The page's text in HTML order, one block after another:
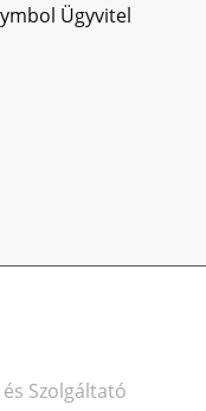
Ügyvitel
Szolgáltató